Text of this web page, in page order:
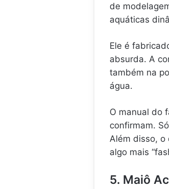
de
aquáticas
Ele é
absurda. A
também na
água.
O manual do
confirmam.
Além disso, o
algo mais
5. Maiô